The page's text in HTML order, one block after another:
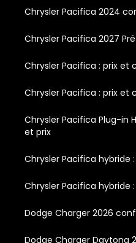
Chrysler Pacifica 2024
Chrysler Pacifica 2027
Chrysler Pacifica : prix et
Chrysler Pacifica : prix et
Chrysler Pacifica Plug-in
et prix
Chrysler Pacifica hybride
Chrysler Pacifica hybride
Dodge Charger 2026
Dodge Charger Daytona